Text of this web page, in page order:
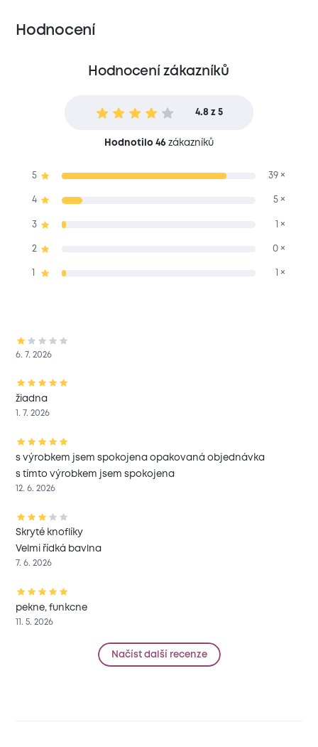
Hodnocení
Hodnocení zákazníků
4.8 z 5
Hodnotilo 46zákazníků
5 39 ×
4 5 ×
3 1 ×
2 0 ×
1 ×
6. 7. 2026
žiadna
1. 7. 2026
s výrobkem jsem spokojena opakovaná objednávka
s tímto výrobkem jsem spokojena
12. 6. 2026
Skryté knoflíky
Velmi řídká bavlna
7. 6. 2026
pekne, funkcne
11. 5. 2026
Načíst další recenze